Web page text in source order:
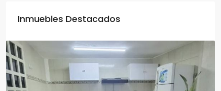
Inmuebles Destacados